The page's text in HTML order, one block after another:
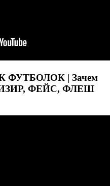
| Зачем
ФЕЙС, ФЛЕШ